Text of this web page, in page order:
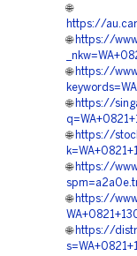
🌐
https://
🌐 https://
🌐 https://
🌐 https://
🌐 https://
🌐 https://
🌐 https://
🌐 https://